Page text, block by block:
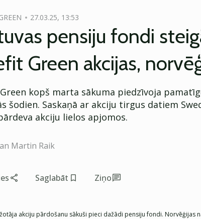
27.03.25, 13:53
pensiju fondi
Green akcijas,
kopš marta sākuma piedzīvoja
šodien. Saskaņā ar akciju tirgus datiem
akciju lielos apjomos.
Martin Raik
Saglabāt Ziņo
akciju pārdošanu sākuši pieci dažādi pensiju fondi. Norvēģijas